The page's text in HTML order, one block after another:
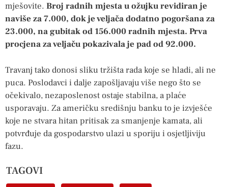
mješovite. Broj radnih mjesta u ožujku revidiran je
naviše za 7.000, dok je veljača dodatno pogoršana za
23.000, na gubitak od 156.000 radnih mjesta. Prva
procjena za veljaču pokazivala je pad od 92.000.
Travanj tako donosi sliku tržišta rada koje se hladi, ali ne
puca. Poslodavci i dalje zapošljavaju više nego što se
očekivalo, nezaposlenost ostaje stabilna, a plaće
usporavaju. Za američku središnju banku to je izvješće
koje ne stvara hitan pritisak za smanjenje kamata, ali
potvrđuje da gospodarstvo ulazi u sporiju i osjetljiviju
fazu.
TAGOVI